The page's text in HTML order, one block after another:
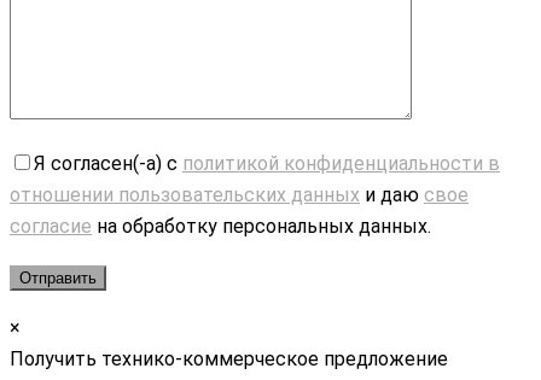
Я согласен(-а) с политикой конфиденциальности в
отношении пользовательских данных и даю свое
согласие на обработку персональных данных.
×
Получить технико-коммерческое предложение